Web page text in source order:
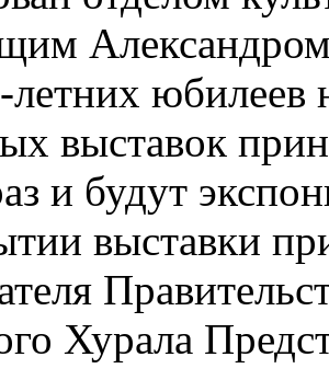
летних юбилеев
выставок
и будут
выставки
Хурала